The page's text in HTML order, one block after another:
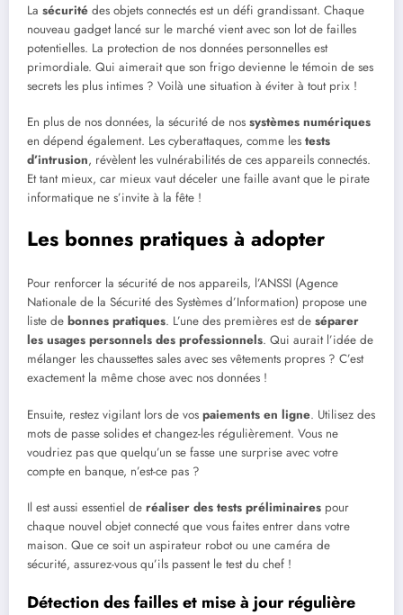
La sécurité des objets connectés est un défi grandissant. Chaque
nouveau gadget lancé sur le marché vient avec son lot de failles
potentielles. La protection de nos données personnelles est
primordiale. Qui aimerait que son frigo devienne le témoin de ses
secrets les plus intimes ? Voilà une situation à éviter à tout prix !
En plus de nos données, la sécurité de nos systèmes numériques
en dépend également. Les cyberattaques, comme les tests
d’intrusion, révèlent les vulnérabilités de ces appareils connectés.
Et tant mieux, car mieux vaut déceler une faille avant que le pirate
informatique ne s’invite à la fête !
Les bonnes pratiques à adopter
Pour renforcer la sécurité de nos appareils, l’ANSSI (Agence
Nationale de la Sécurité des Systèmes d’Information) propose une
liste de bonnes pratiques. L’une des premières est de séparer
les usages personnels des professionnels. Qui aurait l’idée de
mélanger les chaussettes sales avec ses vêtements propres ? C’est
exactement la même chose avec nos données !
Ensuite, restez vigilant lors de vos paiements en ligne. Utilisez des
mots de passe solides et changez-les régulièrement. Vous ne
voudriez pas que quelqu’un se fasse une surprise avec votre
compte en banque, n’est-ce pas ?
Il est aussi essentiel de réaliser des tests préliminaires pour
chaque nouvel objet connecté que vous faites entrer dans votre
maison. Que ce soit un aspirateur robot ou une caméra de
sécurité, assurez-vous qu’ils passent le test du chef !
Détection des failles et mise à jour régulière